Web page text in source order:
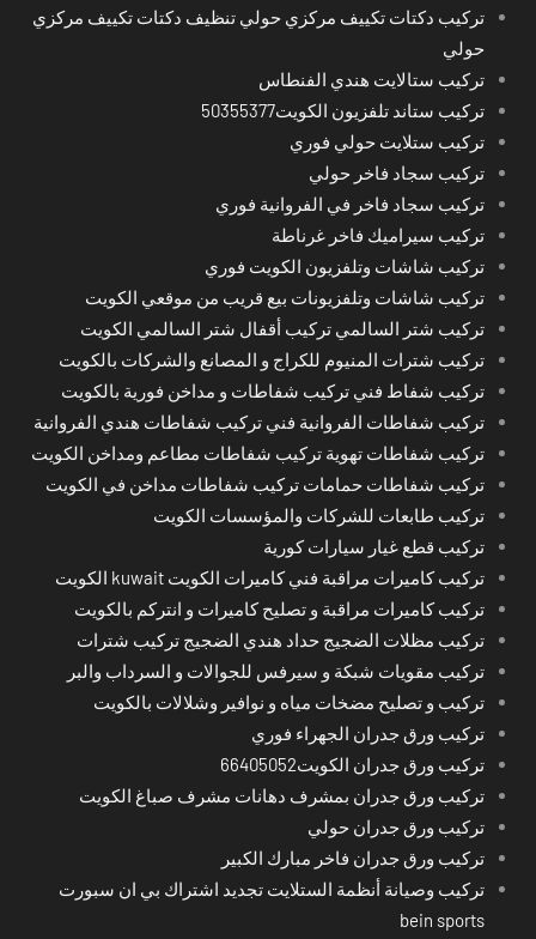
تركيب دكتات تكييف مركزي حولي تنظيف دكتات تكييف مركزي
حولي
تركيب ستالايت هندي الفنطاس
تركيب ستاند تلفزيون الكويت50355377
تركيب ستلايت حولي فوري
تركيب سجاد فاخر حولي
تركيب سجاد فاخر في الفروانية فوري
تركيب سيراميك فاخر غرناطة
تركيب شاشات وتلفزيون الكويت فوري
تركيب شاشات وتلفزيونات بيع قريب من موقعي الكويت
تركيب شتر السالمي تركيب أقفال شتر السالمي الكويت
تركيب شترات المنيوم للكراج و المصانع والشركات بالكويت
تركيب شفاط فني تركيب شفاطات و مداخن فورية بالكويت
تركيب شفاطات الفروانية فني تركيب شفاطات هندي الفروانية
تركيب شفاطات تهوية تركيب شفاطات مطاعم ومداخن الكويت
تركيب شفاطات حمامات تركيب شفاطات مداخن في الكويت
تركيب طابعات للشركات والمؤسسات الكويت
تركيب قطع غيار سيارات كورية
تركيب كاميرات مراقبة فني كاميرات الكويت kuwait الكويت
تركيب كاميرات مراقبة و تصليح كاميرات و انتركم بالكويت
تركيب مظلات الضجيج حداد هندي الضجيج تركيب شترات
تركيب مقويات شبكة و سيرفس للجوالات و السرداب والبر
تركيب و تصليح مضخات مياه و نوافير وشلالات بالكويت
تركيب ورق جدران الجهراء فوري
تركيب ورق جدران الكويت66405052
تركيب ورق جدران بمشرف دهانات مشرف صباغ الكويت
تركيب ورق جدران حولي
تركيب ورق جدران فاخر مبارك الكبير
تركيب وصيانة أنظمة الستلايت تجديد اشتراك بي ان سبورت
bein sports